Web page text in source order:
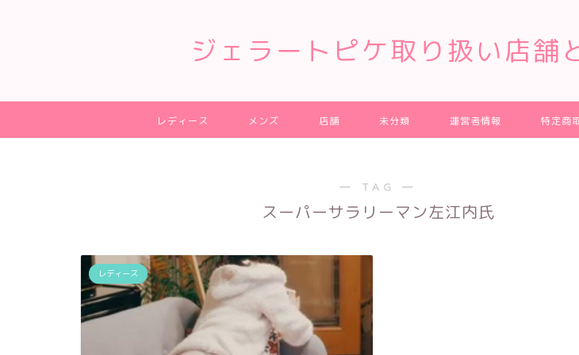
ジェラートピケ取り扱い店舗
レディース メンズ 店舗 未分類 運営者情報 特定商
― TAG ―
スーパーサラリーマン左江内氏
レディース